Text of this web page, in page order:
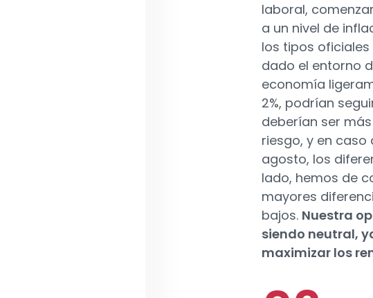
laboral,
a un nivel de
los tipos oficiales
dado el entorno
economía
2%, podrían
deberían ser
riesgo, y en
agosto, los
lado, hemos de
mayores
bajos. Nuestra
siendo neutral,
maximizar los